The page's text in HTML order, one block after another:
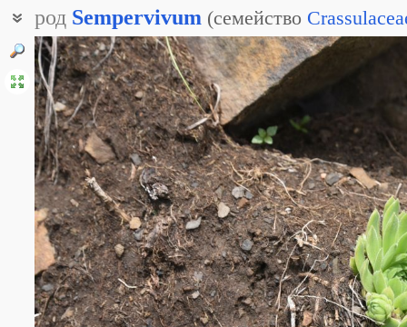
род Sempervivum (семейство